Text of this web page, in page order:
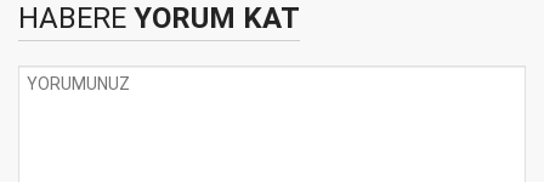
HABERE YORUM KAT